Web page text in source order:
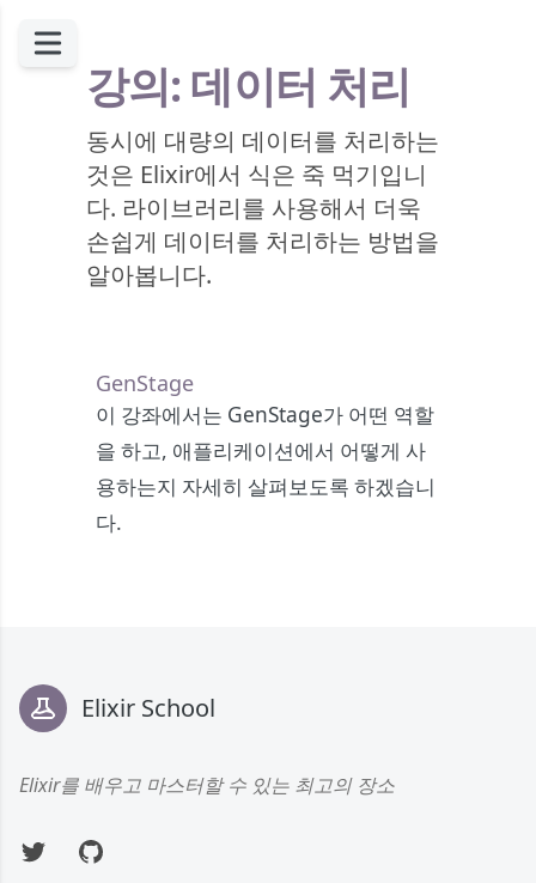
강의: 데이터 처리
동시에 대량의 데이터를 처리하는
것은 Elixir에서 식은 죽 먹기입니
다. 라이브러리를 사용해서 더욱
손쉽게 데이터를 처리하는 방법을
알아봅니다.
GenStage
이 강좌에서는 GenStage가 어떤 역할
을 하고, 애플리케이션에서 어떻게 사
용하는지 자세히 살펴보도록 하겠습니
다.
Elixir School
Elixir를 배우고 마스터할 수 있는 최고의 장소
TwitterGitHub